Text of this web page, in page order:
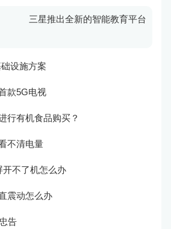
三星推出全新的智能教育平台
设施方案
款5G电视
行有机食品购买？
不清电量
开不了机怎么办
震动怎么办
告